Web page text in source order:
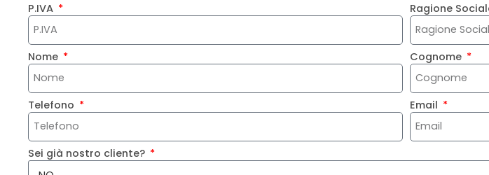
P.IVA Ragione
Nome Cognome
Telefono Email
Sei già nostro cliente?